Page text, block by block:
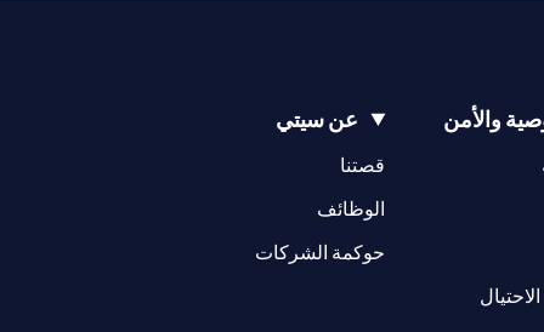
والأمن
opens in a new tab
عن سيتي
قصتناopens in a new tab
الوظائفopens in a new tab
حوكمة الشركاتopens in a new tab